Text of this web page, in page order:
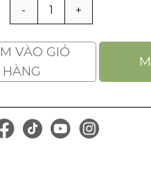
bò cho thợ hàn cách
VÀO GIỎ
HÀNG